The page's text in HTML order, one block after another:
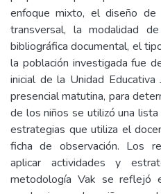
enfoque mixto, el diseño de
transversal, la modalidad
bibliográfica documental, el
la población investigada fue
inicial de la Unidad
presencial matutina, para
de los niños se utilizó una
estrategias que utiliza el
ficha de observación. Los
aplicar actividades y
metodología Vak se reflejó